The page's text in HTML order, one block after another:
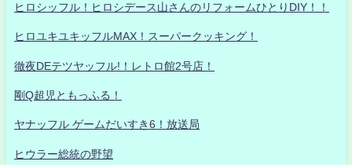
ヒロシッフル！ヒロシデース山さんのリフォームひとりDIY！！
ヒロユキユキッフルMAX！スーパークッキング！
徹夜DEテツヤッフル!！レトロ館2号店！
剛Q超児ともっふる！
ヤナッフル ゲームだいすき6！放送局
ヒウラー総統の野望